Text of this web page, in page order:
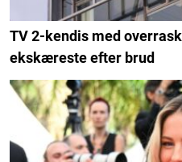
TV 2-kendis med
ekskæreste efter brud